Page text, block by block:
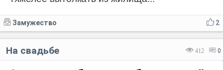
2
Замужество
412 0
На свадьбе